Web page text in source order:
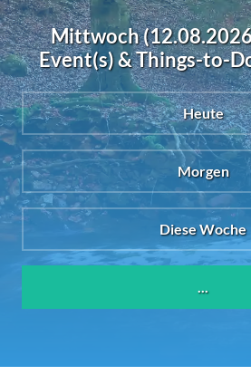
Mittwoch
Event(s) & Things-to-
Heute
Morgen
Diese Woche